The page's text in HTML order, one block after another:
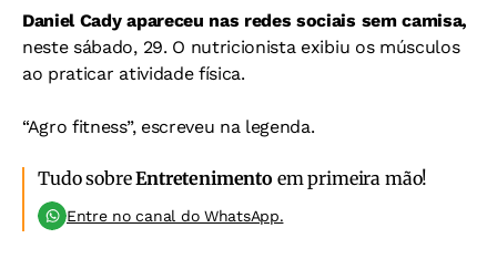
Daniel Cady apareceu nas redes sociais sem camisa,
neste sábado, 29. O nutricionista exibiu os músculos
ao praticar atividade física.
“Agro fitness”, escreveu na legenda.
Tudo sobreEntretenimento em primeira mão!
Entre no canal do WhatsApp.